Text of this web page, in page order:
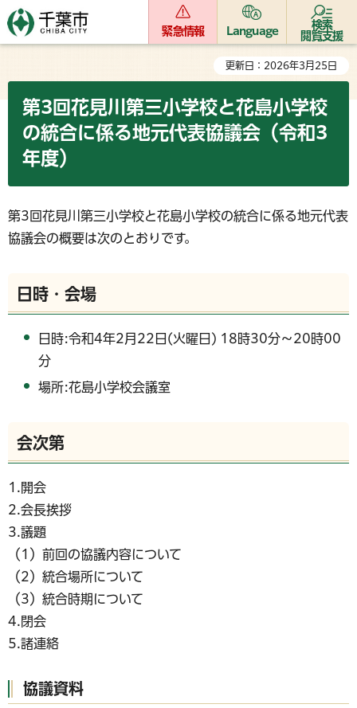
緊急情報 Language
検索
閲覧支援
更新日：2026年3月25日
第3回花見川第三小学校と花島小学校
の統合に係る地元代表協議会（令和3
年度）
第3回花見川第三小学校と花島小学校の統合に係る地元代表
協議会の概要は次のとおりです。
日時・会場
日時:令和4年2月22日(火曜日) 18時30分～20時00
分
場所:花島小学校会議室
会次第
1.開会
2.会長挨拶
3.議題
（1）前回の協議内容について
（2）統合場所について
（3）統合時期について
4.閉会
5.諸連絡
協議資料